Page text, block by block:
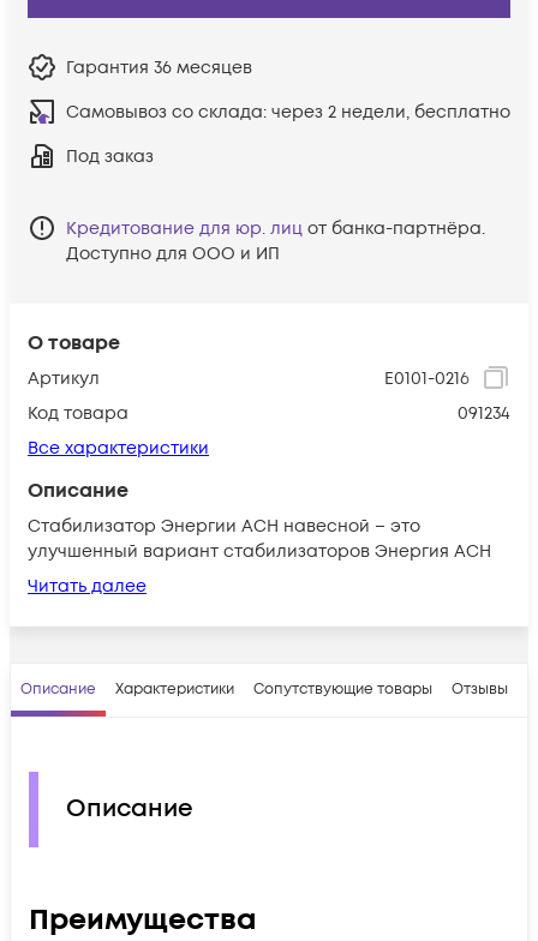
О товаре
Артикул
Е0101-0216
Код товара
091234
Все характеристики
Описание
Стабилизатор Энергии АСН навесной – это
улучшенный вариант стабилизаторов Энергия АСН
Читать далее
Гарантия 36 месяцев
Самовывоз со склада: через 2 недели, бесплатно
Под заказ
Кредитование для юр. лиц от банка-партнёра.
Доступно для ООО и ИП
Описание Характеристики Сопутствующие товары Отзывы
Описание
Преимущества